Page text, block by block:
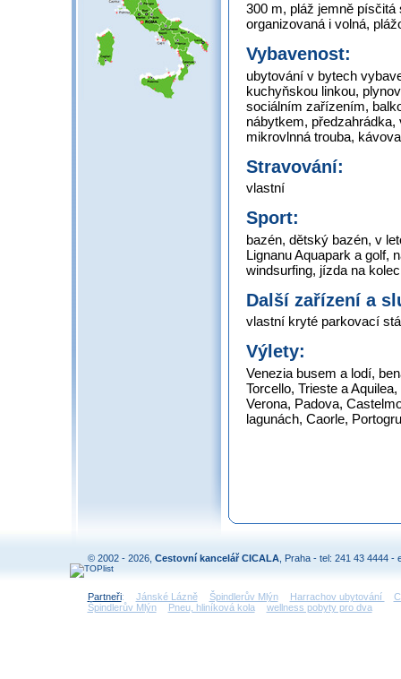
300 m, pláž jemně
organizovaná i volná,
Vybavenost:
ubytování v bytech
kuchyňskou linkou,
sociálním zařízením,
nábytkem,
mikrovlnná trouba,
Stravování:
vlastní
Sport:
bazén, dětský bazén, v
Lignanu Aquapark a golf,
windsurfing, jízda na
Další zařízení a
vlastní kryté parkovací
Výlety:
Venezia busem a lodí,
Torcello, Trieste a
Verona, Padova,
lagunách, Caorle,
© 2002 - 2026, Cestovní kancelář CICALA , Praha - tel: 241 43 4444 -
Partneři: Jánské Lázně Špindlerův Mlýn Harrachov ubytování
Špindlerův Mlýn
Pneu, hliníková kola wellness pobyty pro dva